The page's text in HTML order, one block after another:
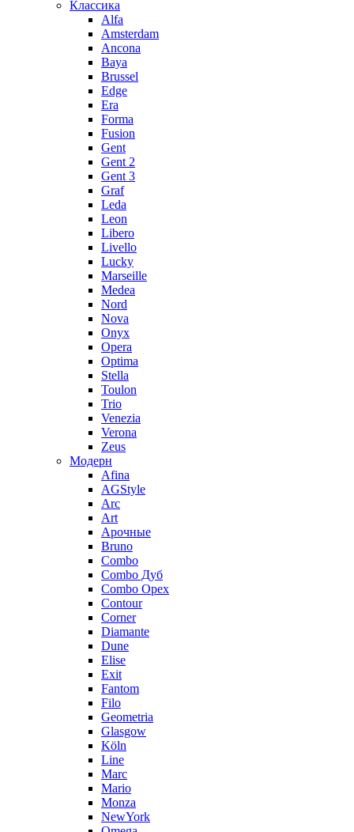
Классика
Alfa
Amsterdam
Ancona
Baya
Brussel
Edge
Era
Forma
Fusion
Gent
Gent 2
Gent 3
Graf
Leda
Leon
Libero
Livello
Lucky
Marseille
Medea
Nord
Nova
Onyx
Opera
Optima
Stella
Toulon
Trio
Venezia
Verona
Zeus
Модерн
Afina
AGStyle
Arc
Art
Aрочные
Bruno
Combo
Combo Дуб
Combo Орех
Contour
Corner
Diamante
Dune
Elise
Exit
Fantom
Filo
Geometria
Glasgow
Köln
Line
Marc
Mario
Monza
NewYork